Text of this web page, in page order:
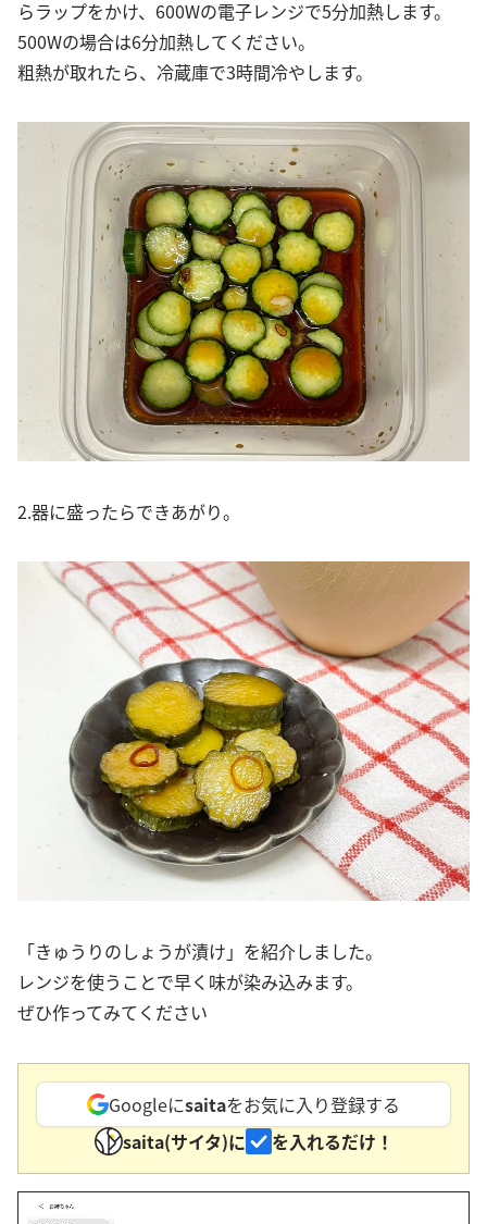
らラップをかけ、600Wの電子レンジで5分加熱します。
500Wの場合は6分加熱してください。
粗熱が取れたら、冷蔵庫で3時間冷やします。
2.器に盛ったらできあがり。
「きゅうりのしょうが漬け」を紹介しました。
レンジを使うことで早く味が染み込みます。
ぜひ作ってみてください
Googleにsaitaをお気に入り登録する
saita(サイタ)に
を入れるだけ！